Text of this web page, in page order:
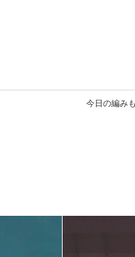
今日の編み